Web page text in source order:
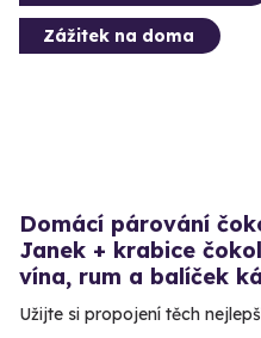
Zážitek na doma
Domácí párování
Janek + krabice
vína, rum a balíček
Užijte si propojení těch